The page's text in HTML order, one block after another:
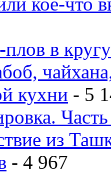
в
кухни - 5
из
- 4 967